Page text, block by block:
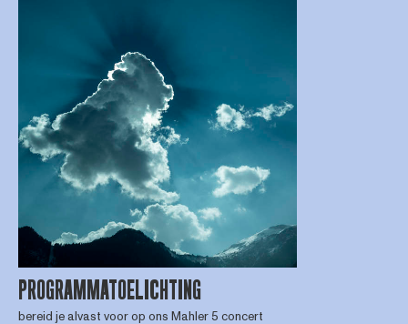
PROGRAMMATOELICHTING
bereid je alvast voor op ons Mahler 5 concert